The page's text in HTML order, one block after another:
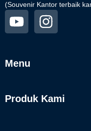
(Souvenir Kantor terbaik
Menu
Produk Kami